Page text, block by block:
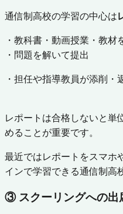
通信制高校の学習の中心は
・教科書・動画授業・教材
・問題を解いて提出
・担任や指導教員が添削・
レポートは合格しないと単
めることが重要です。
最近ではレポートをスマホ
インで学習できる通信制高
③ スクーリングへの出